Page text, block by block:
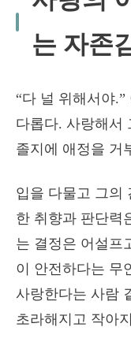
는 자존
“다 널 위해서야
다롭다. 사랑해서
졸지에 애정을 거
입을 다물고 그의
한 취향과 판단력
는 결정은 어설프
이 안전하다는 무
사랑한다는 사람
초라해지고 작아